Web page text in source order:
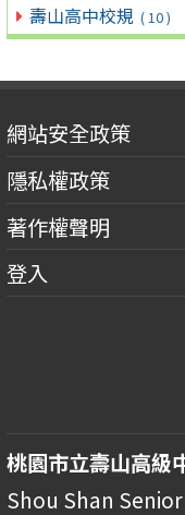
壽山高中校規 ( 10 )
網站安全政策
隱私權政策
著作權聲明
登入
桃園市立壽山高級
Shou Shan